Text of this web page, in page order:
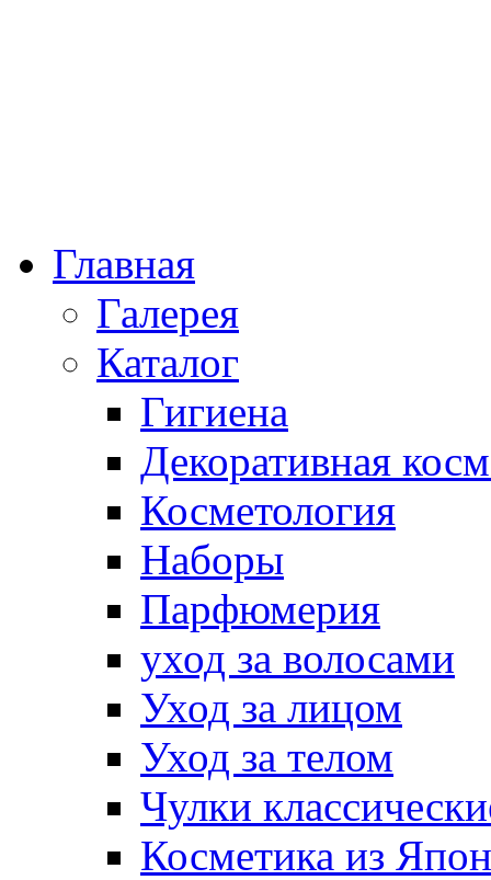
Главная
Галерея
Каталог
Гигиена
Декоративная
Косметология
Наборы
Парфюмерия
уход за волосами
Уход за лицом
Уход за телом
Чулки
Косметика из